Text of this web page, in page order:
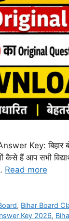
Key: बिहार
कैसे हैं आप सभी
Read more
, Bihar Board
Key 2026,